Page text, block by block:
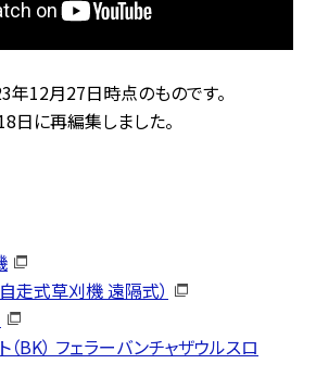
12月27日時点のものです。
日に再編集しました。
走式草刈機 遠隔式）
（BK） フェラーバンチャザウルスロ